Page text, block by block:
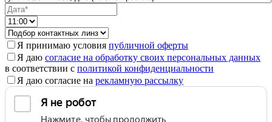
Я принимаю условия публичной оферты
Я даю согласие на обработку своих персональных данных
в соответствии с политикой конфиденциальности
Я даю согласие на рекламную рассылку